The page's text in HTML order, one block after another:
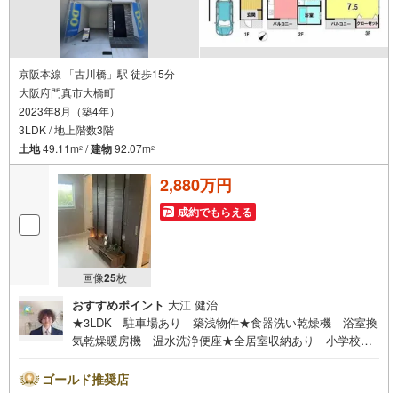
京阪本線 「古川橋」駅 徒歩15分
大阪府門真市大橋町
2023年8月（築4年）
3LDK / 地上階数3階
土地49.11m2 /建物92.07m2
画像25枚
2,880万円
成約でもらえる
おすすめポイント 大江 健治
★3LDK 駐車場あり 築浅物件★食器洗い乾燥機 浴室換
気乾燥暖房機 温水洗浄便座★全居室収納あり 小学校
日案内可能！※当日・翌日のご案内はお電話でのお問合せが
ゴールド推奨店